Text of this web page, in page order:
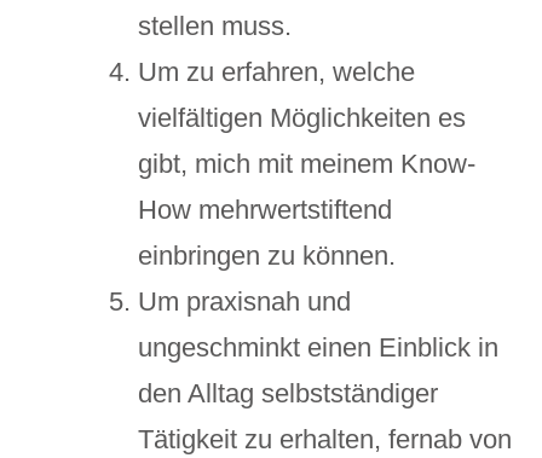
stellen muss.
Um zu erfahren, welche
vielfältigen Möglichkeiten es
gibt, mich mit meinem Know-
How mehrwertstiftend
einbringen zu können.
Um praxisnah und
ungeschminkt einen Einblick in
den Alltag selbstständiger
Tätigkeit zu erhalten, fernab von